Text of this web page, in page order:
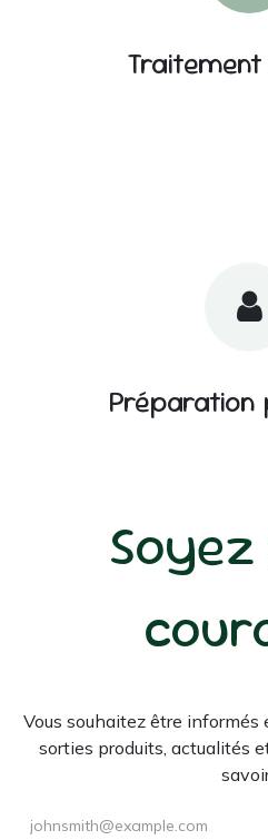
Préparation
Vous souhaitez être
sorties produits, actualités